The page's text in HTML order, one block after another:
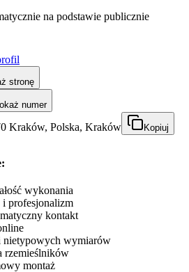
na podstawie publicznie
stronę
numer
Kraków, Polska, Kraków Kopiuj
wykonania
profesjonalizm
kontakt
nietypowych wymiarów
rzemieślników
montaż